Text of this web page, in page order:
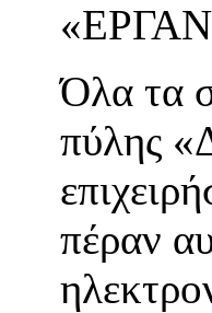
Όλα τα
πύλης
πέραν